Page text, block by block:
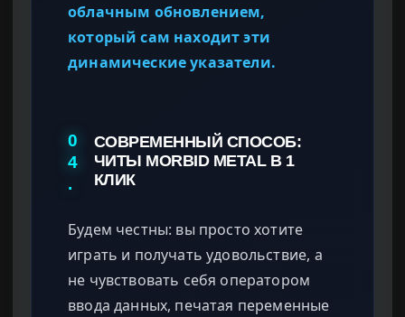
облачным обновлением,
который сам находит эти
динамические указатели.
0
4
.
СОВРЕМЕННЫЙ СПОСОБ:
ЧИТЫ MORBID METAL В 1
КЛИК
Будем честны: вы просто хотите
играть и получать удовольствие, а
не чувствовать себя оператором
ввода данных, печатая переменные